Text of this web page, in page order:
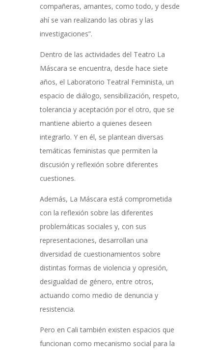
compañeras, amantes, como todo, y desde
ahí se van realizando las obras y las
investigaciones”.
Dentro de las actividades del Teatro La
Máscara se encuentra, desde hace siete
años, el Laboratorio Teatral Feminista, un
espacio de diálogo, sensibilización, respeto,
tolerancia y aceptación por el otro, que se
mantiene abierto a quienes deseen
integrarlo. Y en él, se plantean diversas
temáticas feministas que permiten la
discusión y reflexión sobre diferentes
cuestiones.
Además, La Máscara está comprometida
con la reflexión sobre las diferentes
problemáticas sociales y, con sus
representaciones, desarrollan una
diversidad de cuestionamientos sobre
distintas formas de violencia y opresión,
desigualdad de género, entre otros,
actuando como medio de denuncia y
resistencia.
Pero en Cali también existen espacios que
funcionan como mecanismo social para la